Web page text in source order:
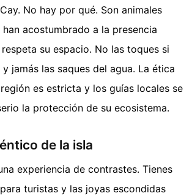
No hay por qué. Son animales
acostumbrado a la presencia
respeta su espacio. No las toques si
jamás las saques del agua. La ética
es estricta y los guías locales se
la protección de su ecosistema.
de la isla
experiencia de contrastes. Tienes
turistas y las joyas escondidas